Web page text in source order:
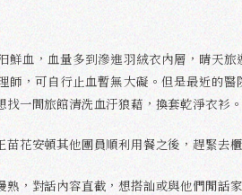
鮮血，血量多到滲進羽絨衣內層，晴天
師，可自行止血暫無大礙。但是最近的
一間旅館清洗血汙狼藉，換套乾淨衣衫。
苗花安頓其他團員順利用餐之後，趕緊去
，對話內容直截，想搭訕或與他們閒話